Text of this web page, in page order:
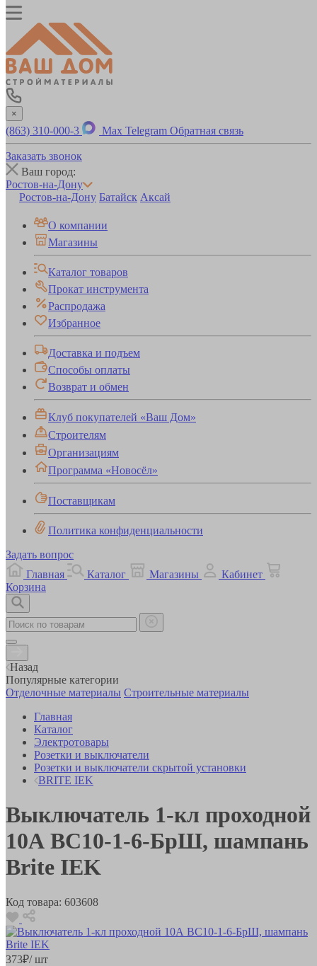
×
(863) 310-000-3 Max Telegram Обратная связь
Заказать звонок
Ваш город:
Ростов-на-Дону
Ростов-на-Дону Батайск Аксай
О компании
Магазины
Каталог товаров
Прокат инструмента
Распродажа
Избранное
Доставка и подъем
Способы оплаты
Возврат и обмен
Клуб покупателей «Ваш Дом»
Строителям
Организациям
Программа «Новосёл»
Поставщикам
Политика конфиденциальности
Задать вопрос
Главная
Каталог Магазины
Кабинет
Корзина
Назад
Популярные категории
Отделочные материалы Строительные материалы
Главная
Каталог
Электротовары
Розетки и выключатели
Розетки и выключатели скрытой установки
BRITE IEK
Выключатель 1-кл проходной
10А ВС10-1-6-БрШ, шампань
Brite IEK
Код товара: 603608
373₽/ шт